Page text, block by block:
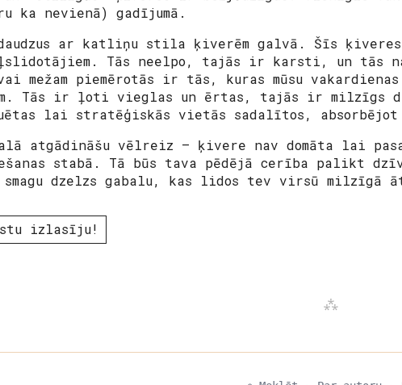
ka nevienā) gadījumā.
daudzus ar katliņu stila ķiverēm galvā. Šīs
Tās neelpo, tajās ir karsti, un tās
mežam piemērotās ir tās, kuras mūsu
Tās ir ļoti vieglas un ērtas, tajās ir milzīgs
lai stratēģiskās vietās sadalītos,
atgādināšu vēlreiz – ķivere nav domāta lai
stabā. Tā būs tava pēdējā cerība palikt
smagu dzelzs gabalu, kas lidos tev virsū milzīgā
izlasīju!